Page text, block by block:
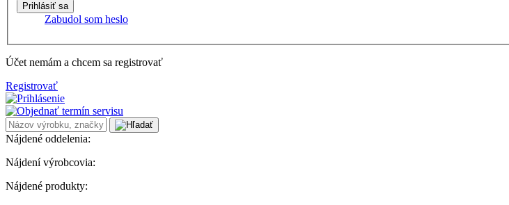
Zabudol som heslo
Účet nemám a chcem sa registrovať
Registrovať
Nájdené oddelenia:
Nájdení výrobcovia:
Nájdené produkty: